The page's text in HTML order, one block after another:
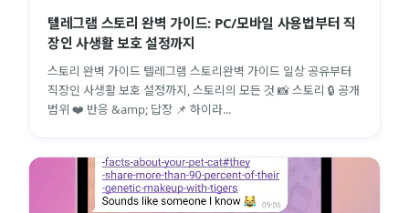
텔레그램 스토리 완벽 가이드: PC/모바일 사용법부터 직
장인 사생활 보호 설정까지
스토리 완벽 가이드 텔레그램 스토리완벽 가이드 일상 공유부터
직장인 사생활 보호 설정까지, 스토리의 모든 것 📸 스토리 🔒 공개
범위 ❤️ 반응 &amp; 답장 📌 하이라...